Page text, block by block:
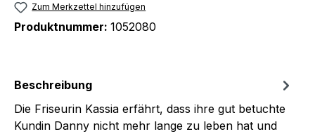
Zum Merkzettel hinzufügen
Produktnummer: 1052080
Beschreibung
Die Friseurin Kassia erfährt, dass ihre gut betuchte
Kundin Danny nicht mehr lange zu leben hat und